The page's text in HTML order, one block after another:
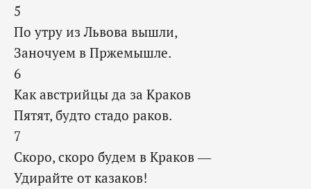
5
По утру из Львова вышли,
Заночуем в Пржемышле.
6
Как австрийцы да за Краков
Пятят, будто стадо раков.
7
Скоро, скоро будем в Краков —
Удирайте от казаков!